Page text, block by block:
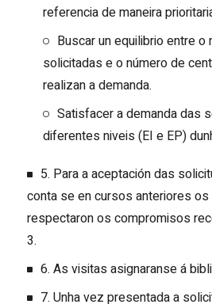
referencia de maneira
Buscar un equilibrio entre
solicitadas e o número de
realizan a demanda.
Satisfacer a demanda das
diferentes niveis (EI e EP)
5. Para a aceptación das
conta se en cursos anteriores
respectaron os compromisos
3.
6. As visitas asignaranse á
7. Unha vez presentada a